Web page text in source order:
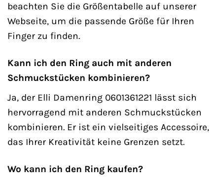
beachten Sie die Größentabelle auf unserer
Webseite, um die passende Größe für Ihren
Finger zu finden.
Kann ich den Ring auch mit anderen
Schmuckstücken kombinieren?
Ja, der Elli Damenring 0601361221 lässt sich
hervorragend mit anderen Schmuckstücken
kombinieren. Er ist ein vielseitiges Accessoire,
das Ihrer Kreativität keine Grenzen setzt.
Wo kann ich den Ring kaufen?